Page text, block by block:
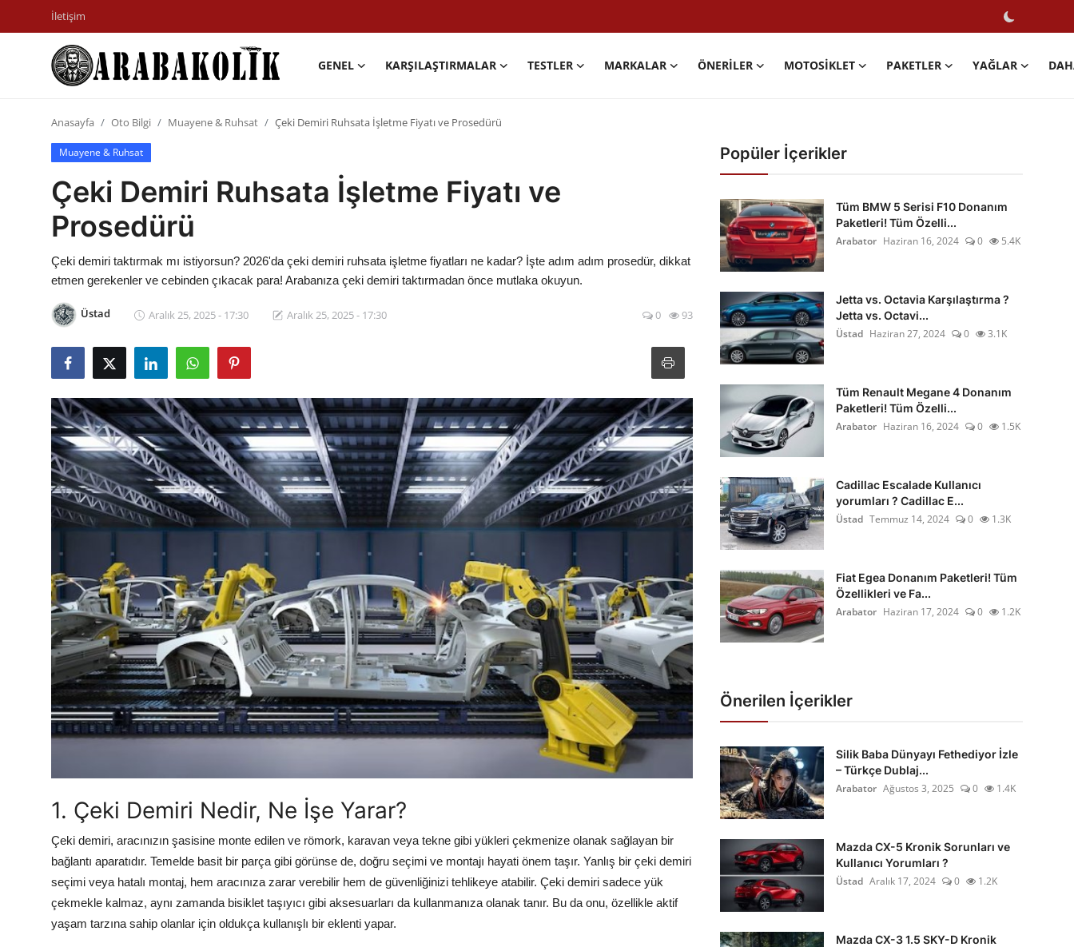
İletişim
GENEL KARŞILAŞTIRMALAR TESTLER MARKALAR ÖNERILER MOTOSIKLET PAKETLER YAĞLAR
Öneriler
Motosiklet
Paketler
Oto Bilgi
Anasayfa Oto Bilgi Muayene & Ruhsat Çeki Demiri Ruhsata İşletme Fiyatı ve Prosedürü
Muayene & Ruhsat
Çeki Demiri Ruhsata İşletme Fiyatı ve
Prosedürü
Çeki demiri taktırmak mı istiyorsun? 2026'da çeki demiri ruhsata işletme fiyatları ne kadar? İşte adım adım prosedür, dikkat
etmen gerekenler ve cebinden çıkacak para! Arabanıza çeki demiri taktırmadan önce mutlaka okuyun.
Üstad Aralık 25, 2025 - 17:30 Aralık 25, 2025 - 17:30 0 93
1. Çeki Demiri Nedir, Ne İşe Yarar?
Çeki demiri, aracınızın şasisine monte edilen ve römork, karavan veya tekne gibi yükleri çekmenize olanak sağlayan bir
bağlantı aparatıdır. Temelde basit bir parça gibi görünse de, doğru seçimi ve montajı hayati önem taşır. Yanlış bir çeki demiri
seçimi veya hatalı montaj, hem aracınıza zarar verebilir hem de güvenliğinizi tehlikeye atabilir. Çeki demiri sadece yük
çekmekle kalmaz, aynı zamanda bisiklet taşıyıcı gibi aksesuarları da kullanmanıza olanak tanır. Bu da onu, özellikle aktif
yaşam tarzına sahip olanlar için oldukça kullanışlı bir eklenti yapar.
Popüler İçerikler
Tüm BMW 5 Serisi F10 Donanım
Paketleri! Tüm Özelli...
Arabator Haziran 16, 2024 0 5.4K
Jetta vs. Octavia Karşılaştırma ?
Jetta vs. Octavi...
Üstad Haziran 27, 2024 0 3.1K
Tüm Renault Megane 4 Donanım
Paketleri! Tüm Özelli...
Arabator Haziran 16, 2024 0 1.5K
Cadillac Escalade Kullanıcı
yorumları ? Cadillac E...
Üstad Temmuz 14, 2024 0 1.3K
Fiat Egea Donanım Paketleri! Tüm
Özellikleri ve Fa...
Arabator Haziran 17, 2024 0 1.2K
Önerilen İçerikler
Silik Baba Dünyayı Fethediyor İzle
– Türkçe Dublaj...
Arabator Ağustos 3, 2025 0 1.4K
Mazda CX-5 Kronik Sorunları ve
Kullanıcı Yorumları ?
Üstad Aralık 17, 2024 0 1.2K
Mazda CX-3 1.5 SKY-D Kronik